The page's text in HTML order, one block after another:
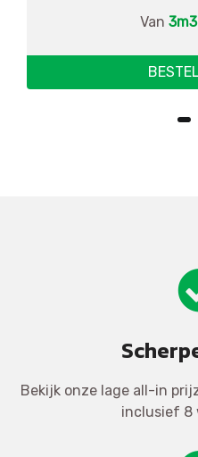
Van 3m3
Bekijk onze lage all-in
inclusief 8